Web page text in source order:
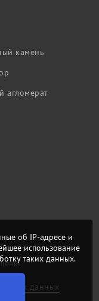
камень
агломерат
данных
об IP-адресе и
использование
таких данных.